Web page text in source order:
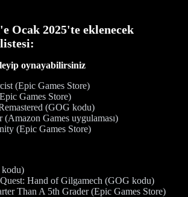
Ocak 2025'te eklenecek
oynayabilirsiniz
(Epic Games Store)
Games Store)
(GOG kodu)
(Amazon Games uygulaması)
(Epic Games Store)
Hand of Gilgamech (GOG kodu)
Than A 5th Grader (Epic Games Store)